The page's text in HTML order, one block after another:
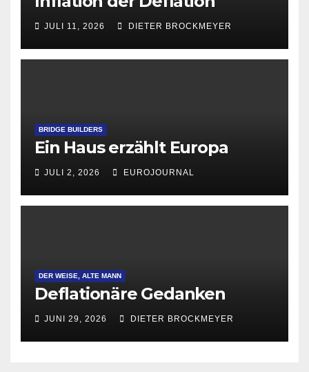
JULI 11, 2026 DIETER BROCKMEYER
BRIDGE BUILDERS
Ein Haus erzählt Europa
JULI 2, 2026 EUROJOURNAL
DER WEISE, ALTE MANN
Deflationäre Gedanken
JUNI 29, 2026 DIETER BROCKMEYER